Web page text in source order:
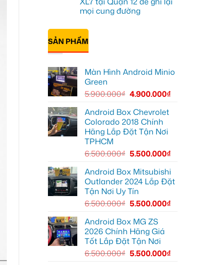
Quận
9
vì
zin
tiện
tại
Quận
cấp
giải
trí
Chú
Bảy
độ
gầm
tô
cho
Ford
Thủ
Đức
cần
ánh
sáng
hơn
mọi cung đường
có
luận
ở
Anh
Camera
hành
trình
XL7
tại
Quận
ghi
mọi
SẢN PHẨM
Màn Hình Android Minio
Green
5.900.000₫ 4.900.000₫
Android Box Chevrolet
Colorado 2018 Chính
Hãng Lắp Đặt Tận Nơi
TPHCM
6.500.000₫ 5.500.000₫
Android Box Mitsubishi
Outlander 2024 Lắp Đặt
Tận Nơi Uy Tín
6.500.000₫ 5.500.000₫
Android Box MG ZS
2026 Chính Hãng Giá
Tốt Lắp Đặt Tận Nơi
6.500.000₫ 5.500.000₫